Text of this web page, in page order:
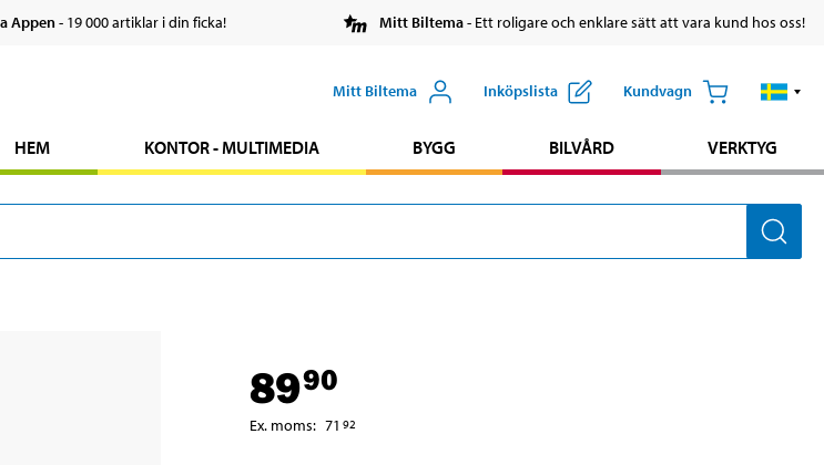
Appen- 19 000 artiklar i din ficka! Mitt Biltema- Ett roligare och enklare sätt att vara kund hos oss!
Mitt Biltema Inköpslista Kundvagn
HEM KONTOR - MULTIMEDIA BYGG BILVÅRD VERKTYG
8990
Ex. moms: 71 92